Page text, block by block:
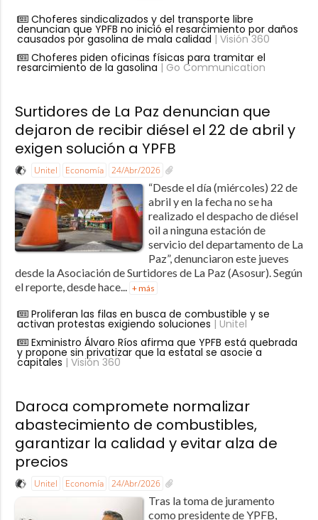
Choferes sindicalizados y del transporte libre
denuncian que YPFB no inició el resarcimiento por daños
causados por gasolina de mala calidad | Visión 360
Choferes piden oficinas físicas para tramitar el
resarcimiento de la gasolina | Go Communication
Surtidores de La Paz denuncian que
dejaron de recibir diésel el 22 de abril y
exigen solución a YPFB
Unitel Economía 24/Abr/2026
“Desde el día (miércoles) 22 de
abril y en la fecha no se ha
realizado el despacho de diésel
oil a ninguna estación de
servicio del departamento de La
Paz”, denunciaron este jueves
desde la Asociación de Surtidores de La Paz (Asosur). Según
el reporte, desde hace... + más
Proliferan las filas en busca de combustible y se
activan protestas exigiendo soluciones | Unitel
Exministro Álvaro Ríos afirma que YPFB está quebrada
y propone sin privatizar que la estatal se asocie a
capitales | Visión 360
Daroca compromete normalizar
abastecimiento de combustibles,
garantizar la calidad y evitar alza de
precios
Unitel Economía 24/Abr/2026
Tras la toma de juramento
como presidente de YPFB,